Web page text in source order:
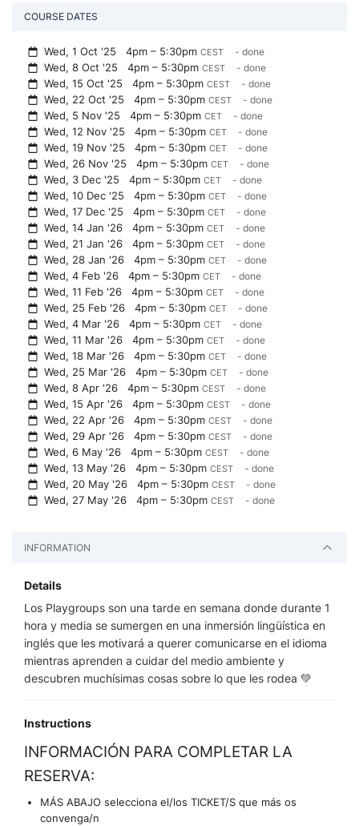
COURSE DATES
Wed, 1 Oct '254pm – 5:30pmCEST - done
Wed, 8 Oct '254pm – 5:30pmCEST - done
Wed, 15 Oct '254pm – 5:30pmCEST - done
Wed, 22 Oct '254pm – 5:30pmCEST - done
Wed, 5 Nov '254pm – 5:30pmCET - done
Wed, 12 Nov '254pm – 5:30pmCET - done
Wed, 19 Nov '254pm – 5:30pmCET - done
Wed, 26 Nov '254pm – 5:30pmCET - done
Wed, 3 Dec '254pm – 5:30pmCET - done
Wed, 10 Dec '254pm – 5:30pmCET - done
Wed, 17 Dec '254pm – 5:30pmCET - done
Wed, 14 Jan '264pm – 5:30pmCET - done
Wed, 21 Jan '264pm – 5:30pmCET - done
Wed, 28 Jan '264pm – 5:30pmCET - done
Wed, 4 Feb '264pm – 5:30pmCET - done
Wed, 11 Feb '264pm – 5:30pmCET - done
Wed, 25 Feb '264pm – 5:30pmCET - done
Wed, 4 Mar '264pm – 5:30pmCET - done
Wed, 11 Mar '264pm – 5:30pmCET - done
Wed, 18 Mar '264pm – 5:30pmCET - done
Wed, 25 Mar '264pm – 5:30pmCET - done
Wed, 8 Apr '264pm – 5:30pmCEST - done
Wed, 15 Apr '264pm – 5:30pmCEST - done
Wed, 22 Apr '264pm – 5:30pmCEST - done
Wed, 29 Apr '264pm – 5:30pmCEST - done
Wed, 6 May '264pm – 5:30pmCEST - done
Wed, 13 May '264pm – 5:30pmCEST - done
Wed, 20 May '264pm – 5:30pmCEST - done
Wed, 27 May '264pm – 5:30pmCEST - done
INFORMATION
Details
Los Playgroups son una tarde en semana donde durante 1
hora y media se sumergen en una inmersión lingüística en
inglés que les motivará a querer comunicarse en el idioma
mientras aprenden a cuidar del medio ambiente y
descubren muchísimas cosas sobre lo que les rodea 💚
Instructions
INFORMACIÓN PARA COMPLETAR LA
RESERVA:
MÁS ABAJO selecciona el/los TICKET/S que más os
convenga/n